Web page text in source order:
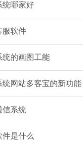
统哪家好
服软件
统的画图工能
统网站多客宝的新功能
信系统
是什么